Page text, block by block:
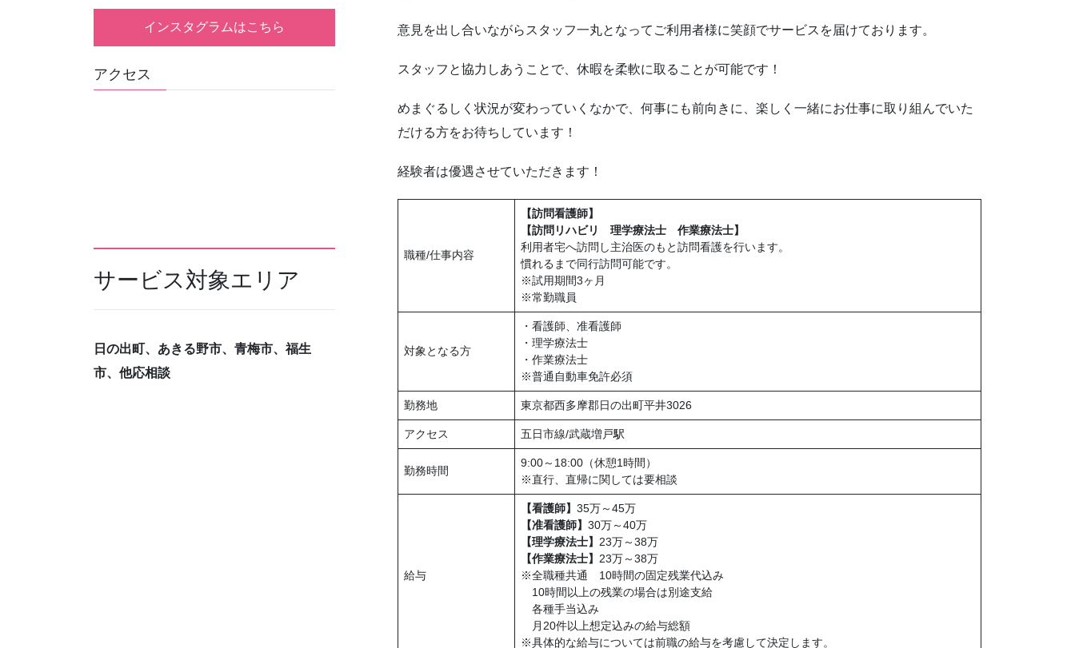
意見を出し合いながらスタッフ一丸となってご利用者様に笑顔でサービスを届けております。
スタッフと協力しあうことで、休暇を柔軟に取ることが可能です！
めまぐるしく状況が変わっていくなかで、何事にも前向きに、楽しく一緒にお仕事に取り組んでいた
だける方をお待ちしています！
経験者は優遇させていただきます！
職種/仕事内容
【訪問看護師】
【訪問リハビリ 理学療法士 作業療法士】
利用者宅へ訪問し主治医のもと訪問看護を行います。
慣れるまで同行訪問可能です。
※試用期間3ヶ月
※常勤職員
対象となる方
・看護師、准看護師
・理学療法士
・作業療法士
※普通自動車免許必須
勤務地 東京都西多摩郡日の出町平井3026
アクセス 五日市線/武蔵増戸駅
勤務時間
9:00～18:00（休憩1時間）
※直行、直帰に関しては要相談
給与
【看護師】 35万～45万
【准看護師】 30万～40万
【理学療法士】 23万～38万
【作業療法士】 23万～38万
※全職種共通 10時間の固定残業代込み
10時間以上の残業の場合は別途支給
各種手当込み
月20件以上想定込みの給与総額
※具体的な給与については前職の給与を考慮して決定します。
インスタグラムはこちら
アクセス
サービス対象エリア
日の出町、あきる野市、青梅市、福生
市、他応相談